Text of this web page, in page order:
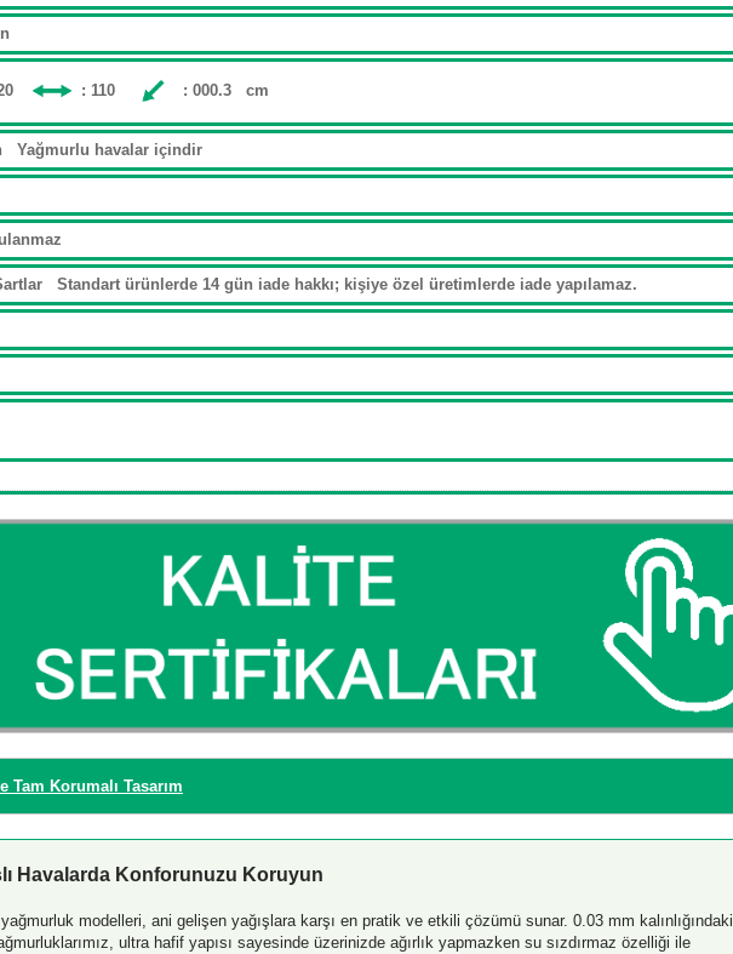
: 110 : 000.3 cm
Yağmurlu havalar içindir
Standart ürünlerde 14 gün iade hakkı; kişiye özel üretimlerde iade yapılamaz.
Korumalı Tasarım
Havalarda Konforunuzu Koruyun
modelleri, ani gelişen yağışlara karşı en pratik ve etkili çözümü sunar. 0.03 mm kalınlığındaki
ultra hafif yapısı sayesinde üzerinizde ağırlık yapmazken su sızdırmaz özelliği ile